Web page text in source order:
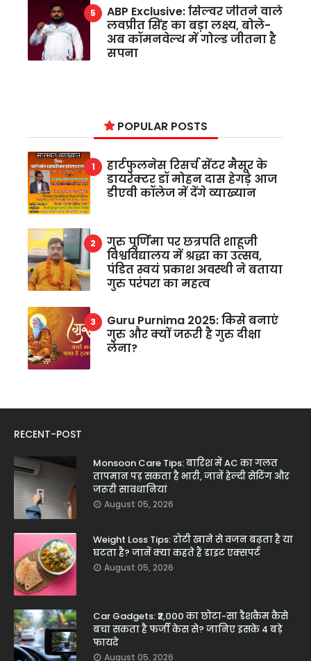
ABP Exclusive: सिल्वर जीतने वाले
लवप्रीत सिंह का बड़ा लक्ष्य, बोले-
अब कॉमनवेल्थ में गोल्ड जीतना है
सपना
POPULAR POSTS
हार्टफुलनेस रिसर्च सेंटर मैसूर के
डायरेक्टर डॉ मोहन दास हेगड़े आज
डीएवी कॉलेज में देंगे व्याख्यान
गुरु पूर्णिमा पर छत्रपति शाहूजी
विश्वविद्यालय में श्रद्धा का उत्सव,
पंडित स्वयं प्रकाश अवस्थी ने बताया
गुरु परंपरा का महत्व
Guru Purnima 2025: किसे बनाएं
गुरु और क्यों जरूरी है गुरु दीक्षा
लेना?
RECENT-POST
Monsoon Care Tips: बारिश में AC का गलत
तापमान पड़ सकता है भारी, जानें हेल्दी सेटिंग और
जरूरी सावधानियां
August 05, 2026
Weight Loss Tips: रोटी खाने से वजन बढ़ता है या
घटता है? जानें क्या कहते हैं डाइट एक्सपर्ट
August 05, 2026
Car Gadgets: ₹2,000 का छोटा-सा डैशकैम कैसे
बचा सकता है फर्जी केस से? जानिए इसके 4 बड़े
फायदे
August 05, 2026